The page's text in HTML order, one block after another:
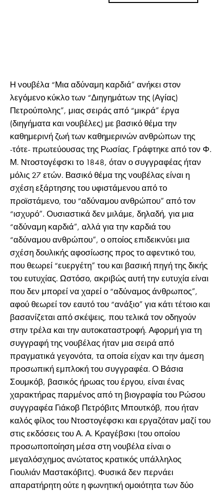
Η νουβέλα “Μια αδύναμη καρδιά” ανήκει στον
λεγόμενο κύκλο των “Διηγημάτων της (Αγίας)
Πετρούπολης”, μιας σειράς από “μικρά” έργα
(διηγήματα και νουβέλες) με βασικό θέμα την
καθημερινή ζωή των καθημερινών ανθρώπων της
-τότε- πρωτεύουσας της Ρωσίας. Γράφτηκε από τον Φ.
Μ. Ντοστογέφσκι το 1848, όταν ο συγγραφέας ήταν
μόλις 27 ετών. Βασικό θέμα της νουβέλας είναι η
σχέση εξάρτησης του υφιστάμενου από το
προϊστάμενο, του “αδύναμου ανθρώπου” από τον
“ισχυρό”. Ουσιαστικά δεν μιλάμε, δηλαδή, για μια
“αδύναμη καρδιά”, αλλά για την καρδιά του
“αδύναμου ανθρώπου”, ο οποίος επιδεικνύει μια
σχέση δουλικής αφοσίωσης προς το αφεντικό του,
που θεωρεί “ευεργέτη” του και βασική πηγή της δικής
του ευτυχίας. Ωστόσο, ακριβώς αυτή την ευτυχία είναι
που δεν μπορεί να χαρεί ο “αδύναμος άνθρωπος”,
αφού θεωρεί τον εαυτό του “ανάξιο” για κάτι τέτοιο και
βασανίζεται από σκέψεις, που τελικά τον οδηγούν
στην τρέλα και την αυτοκαταστροφή. Αφορμή για τη
συγγραφή της νουβέλας ήταν μια σειρά από
πραγματικά γεγονότα, τα οποία είχαν και την άμεση
προσωπική εμπλοκή του συγγραφέα. Ο Βάσια
Σουμκόβ, βασικός ήρωας του έργου, είναι ένας
χαρακτήρας παρμένος από τη βιογραφία του Ρώσου
συγγραφέα Γιάκοβ Πετρόβιτς Μπουτκόβ, που ήταν
καλός φίλος του Ντοστογέφσκι και εργαζόταν μαζί του
στις εκδόσεις του Α. Α. Κραγέβσκι (του οποίου
προσωποποίηση μέσα στη νουβέλα είναι ο
μεγαλόσχημος ανώτατος κρατικός υπάλληλος
Γιουλιάν Μαστακόβιτς). Φυσικά δεν περνάει
απαρατήρητη ούτε η φωνητική ομοιότητα των δύο